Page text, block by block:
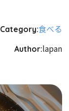
Category:食べる
Author:lapan